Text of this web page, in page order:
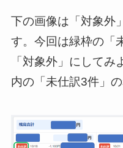
下の画像は「対象外
す。今回は緑枠の「
「対象外」にして
内の「未仕訳3件」